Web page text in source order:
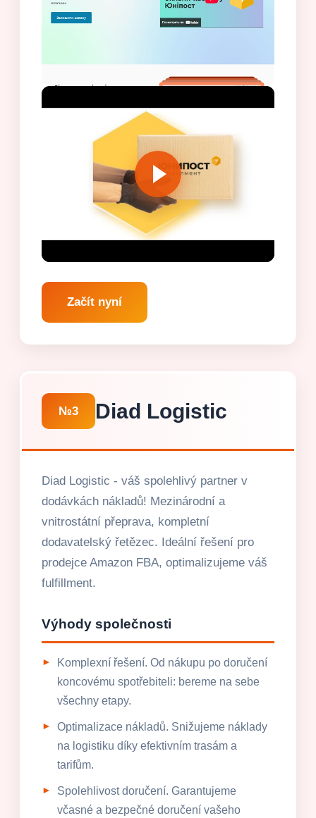
Začít nyní
№3 Diad Logistic
Diad Logistic - váš spolehlivý partner v
dodávkách nákladů! Mezinárodní a
vnitrostátní přeprava, kompletní
dodavatelský řetězec. Ideální řešení pro
prodejce Amazon FBA, optimalizujeme váš
fulfillment.
Výhody společnosti
Komplexní řešení. Od nákupu po doručení
koncovému spotřebiteli: bereme na sebe
všechny etapy.
Optimalizace nákladů. Snižujeme náklady
na logistiku díky efektivním trasám a
tarifům.
Spolehlivost doručení. Garantujeme
včasné a bezpečné doručení vašeho